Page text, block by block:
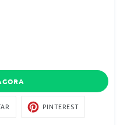
NOBRES (Gatilho Mental de
cesto para se tornar um
um visual luxuoso, a
o transporte do
segurança.
TWEETAR PINTERESTPIN